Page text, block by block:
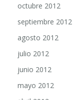
septiembre 2012
agosto 2012
julio 2012
junio 2012
mayo 2012
abril 2012